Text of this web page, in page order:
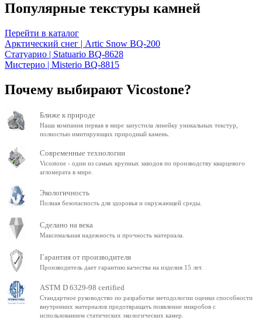
Популярные текстуры камней
Перейти в каталог
Арктический снег | Artic Snow BQ-200
Статуарио | Statuario BQ-8628
Мистерио | Misterio BQ-8815
Почему выбирают Vicostone?
Ближе к природе
Наша компания первая в мире запустила линейку уникальных текстур,
полностью имитирующих природный камень.
Современные технологии
Vicostone - один из самых крупных заводов по производству кварцевого
агломерата в мире.
Экологичность
Полная безопасность для здоровья и окружающей среды.
Сделано на века
Максимальная надежность и прочность материала.
Гарантия от производителя
Производитель дает гарантию качества на изделия 15 лет.
ASTM D 6329-98 certified
Стандартное руководство по разработке методологии оценки способности
внутренних материалов предотвращать появление микробов с
использованием статических экологических камер.